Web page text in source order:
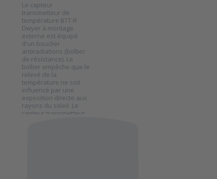
Le capteur
transmetteur de
température BTT-R
Dwyer à montage
externe est équipé
d'un bouclier
antiradiations (boîtier
de résistance). Le
boîtier empêche que le
relevé de la
température ne soit
influencé par une
exposition directe aux
rayons du soleil. Le
capteur transmetteur
Press ENTER
for more
options to
Capteur
transmetteur
de
température
Dwyer avec
boîtier de
résistance
série BTT-R